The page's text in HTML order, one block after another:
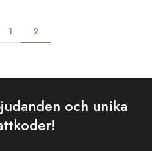
1 2
och unika